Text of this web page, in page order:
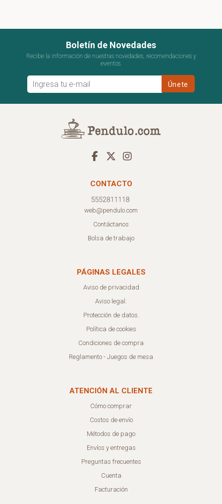
Boletín de Novedades
Recibe la información de nuestras novedades, recomendaciones y
eventos.
CONTACTO
web@pendulo.com
Contáctanos
Bolsa de trabajo
PÁGINAS LEGALES
Aviso de privacidad
Aviso legal.
Protección de datos.
Política de cookies
Condiciones de compra
Reglamento - Juegos de mesa
ATENCIÓN AL CLIENTE
Cómo comprar
Costos de envío
Métodos de pago
Envíos y entregas
Preguntas frecuentes
Cuenta
Facturación